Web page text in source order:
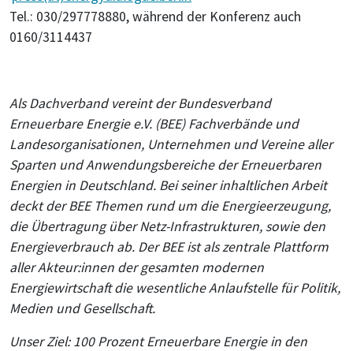
Tel.: 030/297778880, während der Konferenz auch
0160/3114437
Als Dachverband vereint der Bundesverband
Erneuerbare Energie e.V. (BEE) Fachverbände und
Landesorganisationen, Unternehmen und Vereine aller
Sparten und Anwendungsbereiche der Erneuerbaren
Energien in Deutschland. Bei seiner inhaltlichen Arbeit
deckt der BEE Themen rund um die Energieerzeugung,
die Übertragung über Netz-Infrastrukturen, sowie den
Energieverbrauch ab. Der BEE ist als zentrale Plattform
aller Akteur:innen der gesamten modernen
Energiewirtschaft die wesentliche Anlaufstelle für Politik,
Medien und Gesellschaft.
Unser Ziel: 100 Prozent Erneuerbare Energie in den